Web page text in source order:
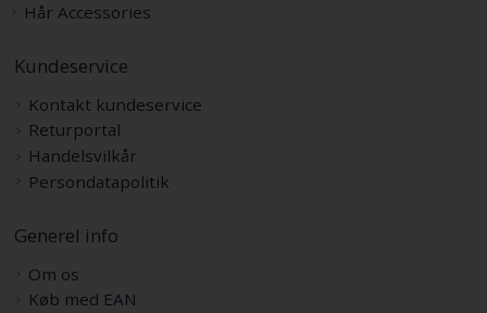
Hår Accessories
Kundeservice
Kontakt kundeservice
Returportal
Handelsvilkår
Persondatapolitik
Generel info
Om os
Køb med EAN